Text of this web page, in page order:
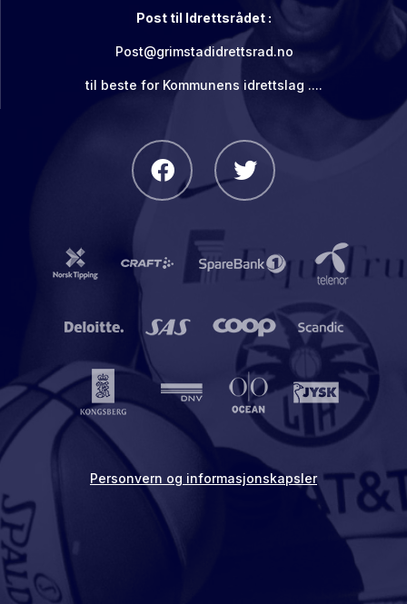
Post til Idrettsrådet :
Post@grimstadidrettsrad.no
til beste for Kommunens idrettslag ....
Personvern og informasjonskapsler